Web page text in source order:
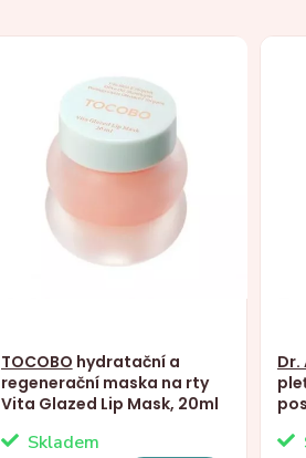
TOCOBO hydratační a
regenerační maska na rty
Vita Glazed Lip Mask, 20ml
Skladem
Dr.